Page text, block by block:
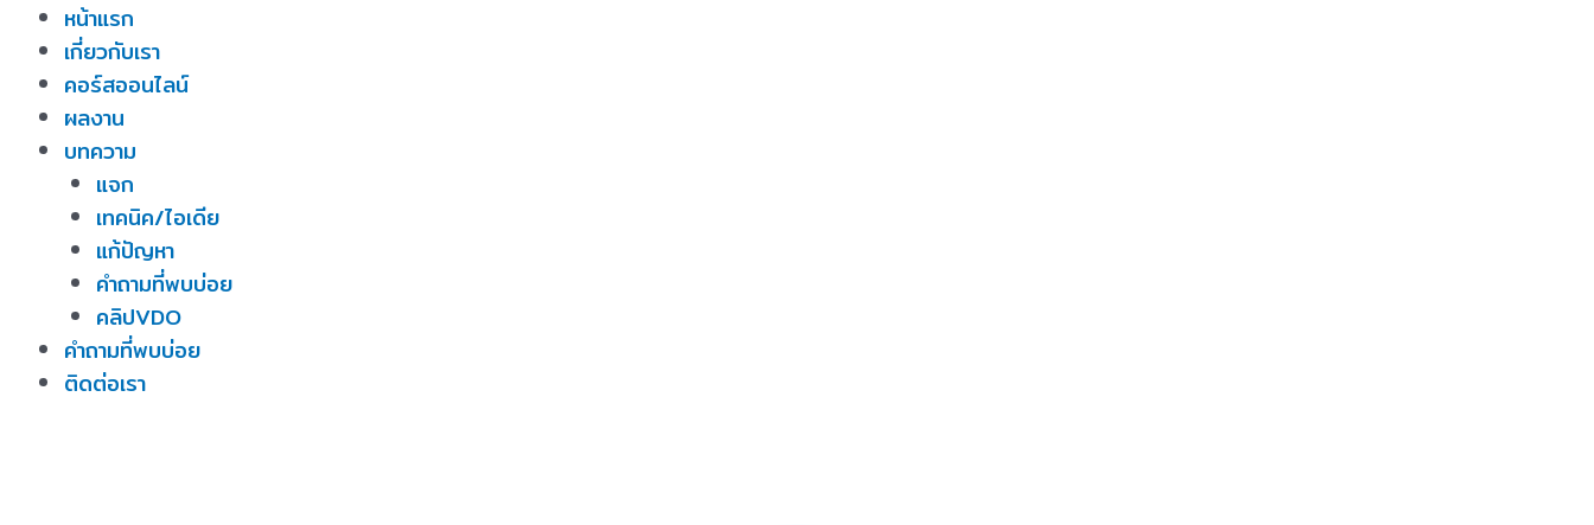
หน้าแรก
เกี่ยวกับเรา
คอร์สออนไลน์
ผลงาน
บทความ
แจก
เทคนิค/ไอเดีย
แก้ปัญหา
คำถามที่พบบ่อย
คลิปVDO
คำถามที่พบบ่อย
ติดต่อเรา